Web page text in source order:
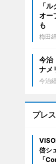
「
オー
も
梅田
今治
ナメ
今治
プレ
啓シ
「